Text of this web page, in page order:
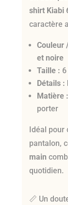
shirt Kiabi
caractère
Couleur
et noire
Taille :
Détails :
Matière :
porter
Idéal
pantalon,
main
quotidien.
📏 Un